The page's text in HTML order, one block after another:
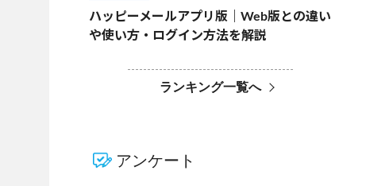
ハッピーメールアプリ版｜Web版との違い
や使い方・ログイン方法を解説
ランキング一覧へ
アンケート